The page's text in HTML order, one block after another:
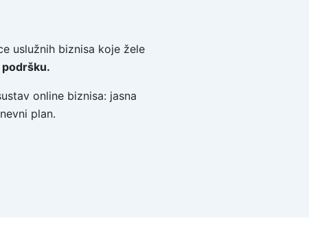
uslužnih biznisa koje žele
podršku.
online biznisa: jasna
plan.